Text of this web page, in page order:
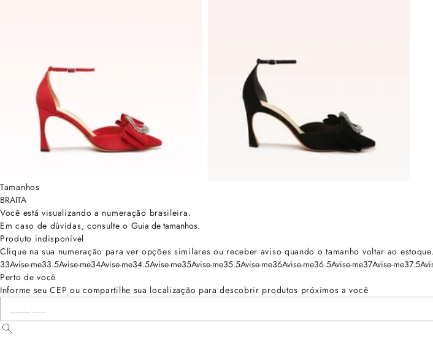
Tamanhos
BRAITA
Você está visualizando a numeração brasileira.
Em caso de dúvidas, consulte o Guia de tamanhos.
Produto indisponível
Clique na sua numeração para ver opções similares ou receber aviso quando o tamanho voltar ao estoque.
33Avise-me33.5Avise-me34Avise-me34.5Avise-me35Avise-me35.5Avise-me36Avise-me36.5Avise-me37Avise-me37.5
Perto de você
Informe seu CEP ou compartilhe sua localização para descobrir produtos próximos a você